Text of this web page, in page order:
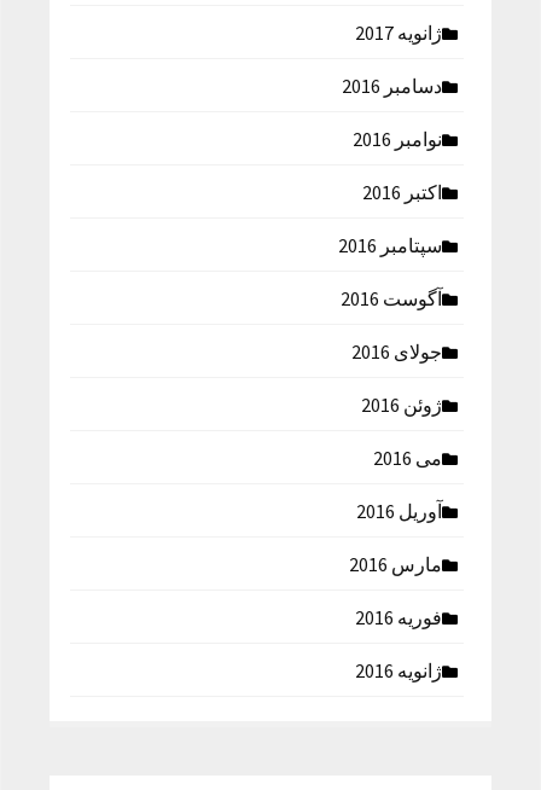
ژانویه 2017
دسامبر 2016
نوامبر 2016
اکتبر 2016
سپتامبر 2016
آگوست 2016
جولای 2016
ژوئن 2016
می 2016
آوریل 2016
مارس 2016
فوریه 2016
ژانویه 2016